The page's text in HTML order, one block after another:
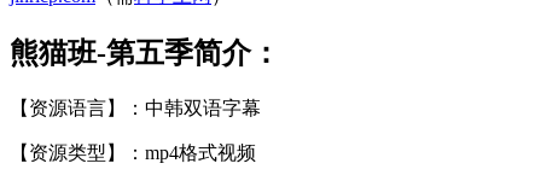
熊猫班-第五季简介：
【资源语言】：中韩双语字幕
【资源类型】：mp4格式视频